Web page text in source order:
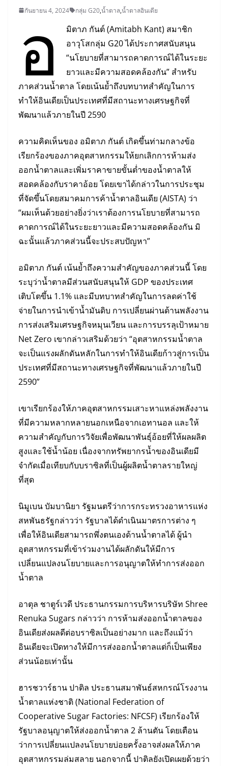
กันยายน 4, 2024 กลุ่ม G20,น้ำตาล,น้ำตาลอินเดีย
อ
มิตาภ กันต์ (Amitabh Kant) สมาชิก
อาวุโสกลุ่ม G20 ได้ประกาศสนับสนุน
“นโยบายที่สามารถคาดการณ์ได้ในระยะ
ยาวและมีความสอดคล้องกัน” สำหรับ
ภาคส่วนน้ำตาล โดยเน้นย้ำถึงบทบาทสำคัญในการ
ทำให้อินเดียเป็นประเทศที่มีสถานะทางเศรษฐกิจที่
พัฒนาแล้วภายในปี 2590
ความคิดเห็นของ อมิตาภ กันต์ เกิดขึ้นท่ามกลางข้อ
เรียกร้องของภาคอุตสาหกรรมให้ยกเลิกการห้ามส่ง
ออกน้ำตาลและเพิ่มราคาขายขั้นต่ำของน้ำตาลให้
สอดคล้องกับราคาอ้อย โดยเขาได้กล่าวในการประชุม
ที่จัดขึ้นโดยสมาคมการค้าน้ำตาลอินเดีย (AISTA) ว่า
“ผมเห็นด้วยอย่างยิ่งว่าเราต้องการนโยบายที่สามารถ
คาดการณ์ได้ในระยะยาวและมีความสอดคล้องกัน มิ
ฉะนั้นแล้วภาคส่วนนี้จะประสบปัญหา”
อมิตาภ กันต์ เน้นย้ำถึงความสำคัญของภาคส่วนนี้ โดย
ระบุว่าน้ำตาลมีส่วนสนับสนุนให้ GDP ของประเทศ
เติบโตขึ้น 1.1% และมีบทบาทสำคัญในการลดค่าใช้
จ่ายในการนำเข้าน้ำมันดิบ การเปลี่ยนผ่านด้านพลังงาน
การส่งเสริมเศรษฐกิจหมุนเวียน และการบรรลุเป้าหมาย
Net Zero เขากล่าวเสริมด้วยว่า “อุตสาหกรรมน้ำตาล
จะเป็นแรงผลักดันหลักในการทำให้อินเดียก้าวสู่การเป็น
ประเทศที่มีสถานะทางเศรษฐกิจที่พัฒนาแล้วภายในปี
2590”
เขาเรียกร้องให้ภาคอุตสาหกรรมเสาะหาแหล่งพลังงาน
ที่มีความหลากหลายนอกเหนือจากเอทานอล และให้
ความสำคัญกับการวิจัยเพื่อพัฒนาพันธุ์อ้อยที่ให้ผลผลิต
สูงและใช้น้ำน้อย เนื่องจากทรัพยากรน้ำของอินเดียมี
จำกัดเมื่อเทียบกับบราซิลที่เป็นผู้ผลิตน้ำตาลรายใหญ่
ที่สุด
นิมูเบน บัมบานิยา รัฐมนตรีว่าการกระทรวงอาหารแห่ง
สหพันธรัฐกล่าวว่า รัฐบาลได้ดำเนินมาตรการต่าง ๆ
เพื่อให้อินเดียสามารถพึ่งตนเองด้านน้ำตาลได้ ผู้นำ
อุตสาหกรรมที่เข้าร่วมงานได้ผลักดันให้มีการ
เปลี่ยนแปลงนโยบายและการอนุญาตให้ทำการส่งออก
น้ำตาล
อาตุล ชาตูร์เวดี ประธานกรรมการบริหารบริษัท Shree
Renuka Sugars กล่าวว่า การห้ามส่งออกน้ำตาลของ
อินเดียส่งผลดีต่อบราซิลเป็นอย่างมาก และถึงแม้ว่า
อินเดียจะเปิดทางให้มีการส่งออกน้ำตาลแต่ก็เป็นเพียง
ส่วนน้อยเท่านั้น
ฮารชวาร์ธาน ปาติล ประธานสมาพันธ์สหกรณ์โรงงาน
น้ำตาลแห่งชาติ (National Federation of
Cooperative Sugar Factories: NFCSF) เรียกร้องให้
รัฐบาลอนุญาตให้ส่งออกน้ำตาล 2 ล้านตัน โดยเตือน
ว่าการเปลี่ยนแปลงนโยบายบ่อยครั้งอาจส่งผลให้ภาค
อุตสาหกรรมล่มสลาย นอกจากนี้ ปาติลยังเปิดเผยด้วยว่า